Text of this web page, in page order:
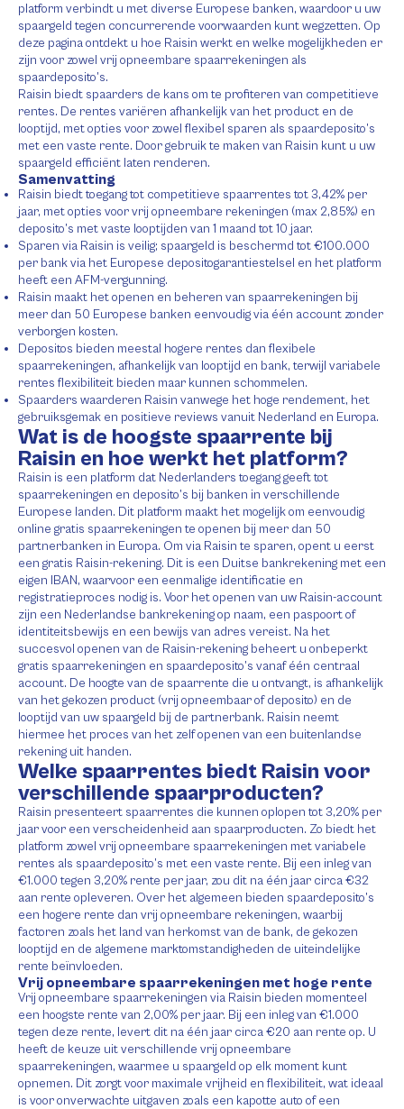
platform verbindt u met diverse Europese banken, waardoor u uw
spaargeld tegen concurrerende voorwaarden kunt wegzetten. Op
deze pagina ontdekt u hoe Raisin werkt en welke mogelijkheden er
zijn voor zowel vrij opneembare spaarrekeningen als
spaardeposito’s.
Raisin biedt spaarders de kans om te profiteren van competitieve
rentes. De rentes variëren afhankelijk van het product en de
looptijd, met opties voor zowel flexibel sparen als spaardeposito’s
met een vaste rente. Door gebruik te maken van Raisin kunt u uw
spaargeld efficiënt laten renderen.
Samenvatting
Raisin biedt toegang tot competitieve spaarrentes tot 3,42% per
jaar, met opties voor vrij opneembare rekeningen (max 2,85%) en
deposito’s met vaste looptijden van 1 maand tot 10 jaar.
Sparen via Raisin is veilig; spaargeld is beschermd tot €100.000
per bank via het Europese depositogarantiestelsel en het platform
heeft een AFM-vergunning.
Raisin maakt het openen en beheren van spaarrekeningen bij
meer dan 50 Europese banken eenvoudig via één account zonder
verborgen kosten.
Depositos bieden meestal hogere rentes dan flexibele
spaarrekeningen, afhankelijk van looptijd en bank, terwijl variabele
rentes flexibiliteit bieden maar kunnen schommelen.
Spaarders waarderen Raisin vanwege het hoge rendement, het
gebruiksgemak en positieve reviews vanuit Nederland en Europa.
Wat is de hoogste spaarrente bij
Raisin en hoe werkt het platform?
Raisin is een platform dat Nederlanders toegang geeft tot
spaarrekeningen en deposito’s bij banken in verschillende
Europese landen. Dit platform maakt het mogelijk om eenvoudig
online gratis spaarrekeningen te openen bij meer dan 50
partnerbanken in Europa. Om via Raisin te sparen, opent u eerst
een gratis Raisin-rekening. Dit is een Duitse bankrekening met een
eigen IBAN, waarvoor een eenmalige identificatie en
registratieproces nodig is. Voor het openen van uw Raisin-account
zijn een Nederlandse bankrekening op naam, een paspoort of
identiteitsbewijs en een bewijs van adres vereist. Na het
succesvol openen van de Raisin-rekening beheert u onbeperkt
gratis spaarrekeningen en spaardeposito’s vanaf één centraal
account. De hoogte van de spaarrente die u ontvangt, is afhankelijk
van het gekozen product (vrij opneembaar of deposito) en de
looptijd van uw spaargeld bij de partnerbank. Raisin neemt
hiermee het proces van het zelf openen van een buitenlandse
rekening uit handen.
Welke spaarrentes biedt Raisin voor
verschillende spaarproducten?
Raisin presenteert spaarrentes die kunnen oplopen tot 3,20% per
jaar voor een verscheidenheid aan spaarproducten. Zo biedt het
platform zowel vrij opneembare spaarrekeningen met variabele
rentes als spaardeposito’s met een vaste rente. Bij een inleg van
€1.000 tegen 3,20% rente per jaar, zou dit na één jaar circa €32
aan rente opleveren. Over het algemeen bieden spaardeposito’s
een hogere rente dan vrij opneembare rekeningen, waarbij
factoren zoals het land van herkomst van de bank, de gekozen
looptijd en de algemene marktomstandigheden de uiteindelijke
rente beïnvloeden.
Vrij opneembare spaarrekeningen met hoge rente
Vrij opneembare spaarrekeningen via Raisin bieden momenteel
een hoogste rente van 2,00% per jaar. Bij een inleg van €1.000
tegen deze rente, levert dit na één jaar circa €20 aan rente op. U
heeft de keuze uit verschillende vrij opneembare
spaarrekeningen, waarmee u spaargeld op elk moment kunt
opnemen. Dit zorgt voor maximale vrijheid en flexibiliteit, wat ideaal
is voor onverwachte uitgaven zoals een kapotte auto of een